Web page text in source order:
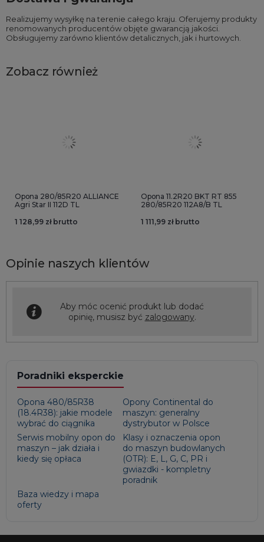
Realizujemy wysyłkę na terenie całego kraju. Oferujemy produkty
renomowanych producentów objęte gwarancją jakości.
Obsługujemy zarówno klientów detalicznych, jak i hurtowych.
Zobacz również
Opona 280/85R20 ALLIANCE
Agri Star II 112D TL
1 128,99 zł brutto
Opona 11.2R20 BKT RT 855
280/85R20 112A8/B TL
1 111,99 zł brutto
Opinie naszych klientów
Aby móc ocenić produkt lub dodać
opinię, musisz być zalogowany.
Poradniki eksperckie
Opona 480/85R38
(18.4R38): jakie modele
wybrać do ciągnika
Opony Continental do
maszyn: generalny
dystrybutor w Polsce
Serwis mobilny opon do
maszyn – jak działa i
kiedy się opłaca
Klasy i oznaczenia opon
do maszyn budowlanych
(OTR): E, L, G, C, PR i
gwiazdki - kompletny
poradnik
Baza wiedzy i mapa
oferty